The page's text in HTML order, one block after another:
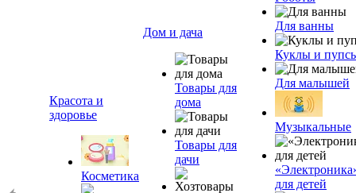
Красота и
здоровье
Косметика
Дом и дача
Товары для
дома
Товары для
дачи
Для ванны
Куклы и
Для малышей
Музыкальные
для детей